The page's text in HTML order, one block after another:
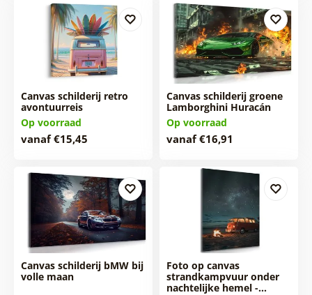
Canvas schilderij retro
avontuurreis
Op voorraad
vanaf €15,45
Canvas schilderij groene
Lamborghini Huracán
Op voorraad
vanaf €16,91
Canvas schilderij bMW bij
volle maan
Foto op canvas
strandkampvuur onder
nachtelijke hemel -…